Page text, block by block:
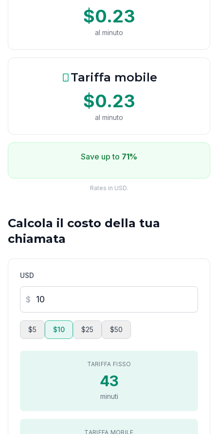
$0.23
al minuto
Tariffa mobile
$0.23
al minuto
Save up to 71%
Rates in USD.
Calcola il costo della tua
chiamata
USD
$
$5 $10 $25 $50
TARIFFA FISSO
43
minuti
TARIFFA MOBILE